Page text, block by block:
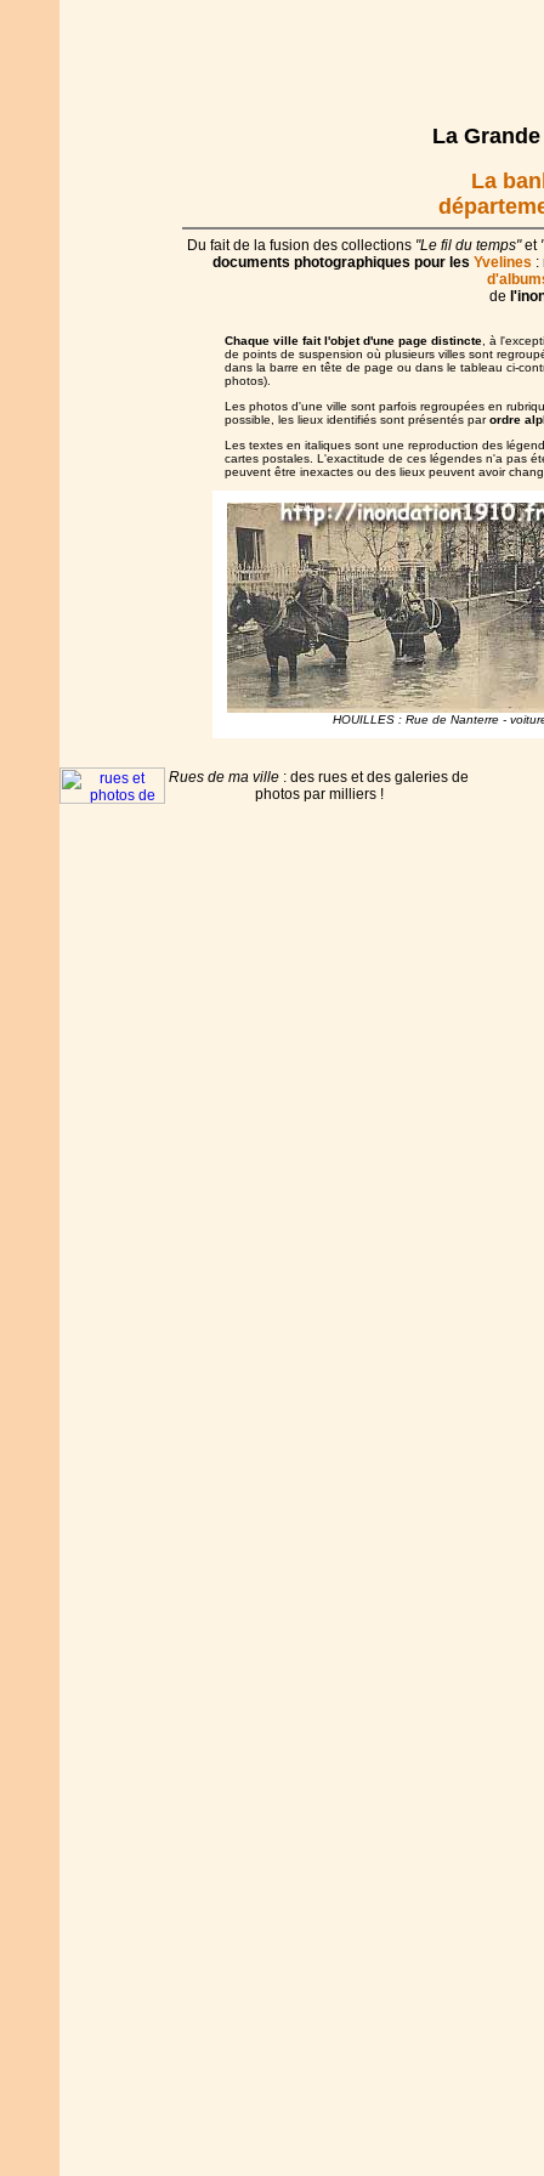
La
La
Du fait de la fusion des collections "Le fil du temps"et
documents photographiques pour les Yvelines :
de
Chaque ville fait l'objet d'une page distincte , à
de points de suspension où plusieurs villes sont
dans la barre en tête de page ou dans le tableau ci-
photos).
Les photos d'une ville sont parfois regroupées en
possible, les lieux identifiés sont présentés parordre
Les textes en italiques sont une reproduction des
cartes postales. L'exactitude de ces légendes n'a pas
peuvent être inexactes ou des lieux peuvent avoir
HOUILLES : Rue de Nanterre -
Rues de ma ville : des rues et des galeries de
photos par milliers !